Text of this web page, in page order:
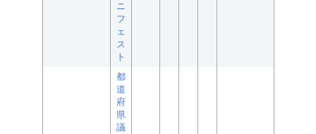
ニ
フ
ェ
ス
ト
都
道
府
県
議